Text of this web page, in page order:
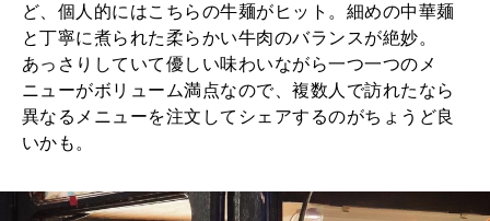
ど、個人的にはこちらの牛麺がヒット。細めの中華麺
と丁寧に煮られた柔らかい牛肉のバランスが絶妙。
あっさりしていて優しい味わいながら一つ一つのメ
ニューがボリューム満点なので、複数人で訪れたなら
異なるメニューを注文してシェアするのがちょうど良
いかも。